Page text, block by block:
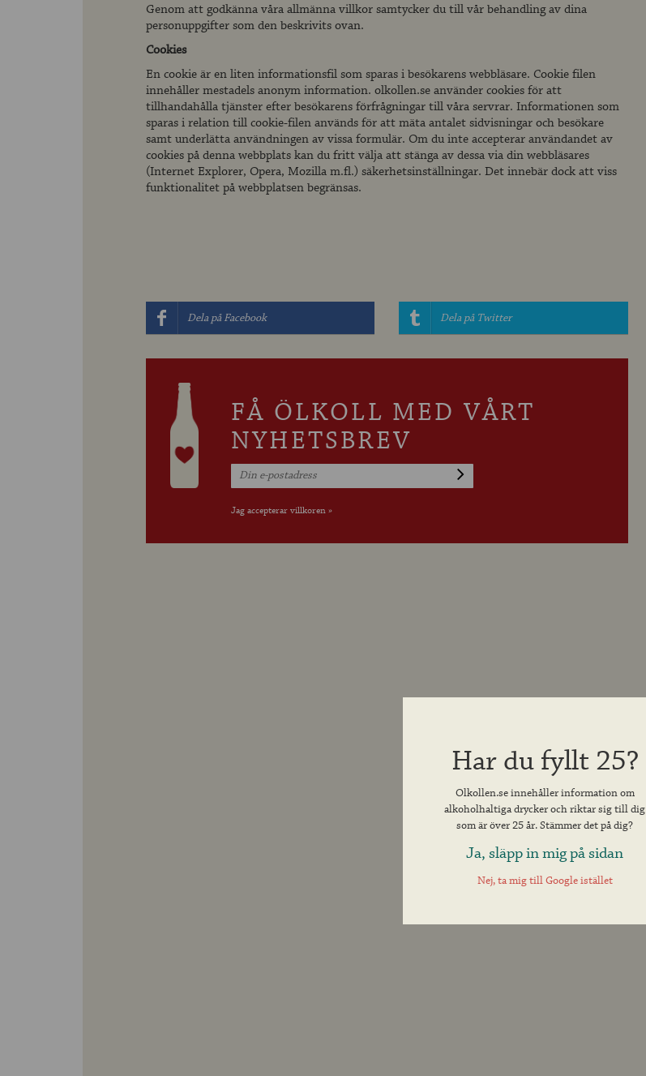
Genom att godkänna våra allmänna villkor samtycker du till vår behandling av dina
personuppgifter som den beskrivits ovan.
Cookies
En cookie är en liten informationsfil som sparas i besökarens webbläsare. Cookie filen
innehåller mestadels anonym information. olkollen.se använder cookies för att
tillhandahålla tjänster efter besökarens förfrågningar till våra servrar. Informationen som
sparas i relation till cookie-filen används för att mäta antalet sidvisningar och besökare
samt underlätta användningen av vissa formulär. Om du inte accepterar användandet av
cookies på denna webbplats kan du fritt välja att stänga av dessa via din webbläsares
(Internet Explorer, Opera, Mozilla m.fl.) säkerhetsinställningar. Det innebär dock att viss
funktionalitet på webbplatsen begränsas.
Dela på Facebook Dela på Twitter
FÅ ÖLKOLL MED VÅRT
NYHETSBREV
Jag accepterar villkoren »
Har du fyllt 25?
Olkollen.se innehåller information om
alkoholhaltiga drycker och riktar sig till dig
som är över 25 år. Stämmer det på dig?
Ja, släpp in mig på sidan
Nej, ta mig till Google istället